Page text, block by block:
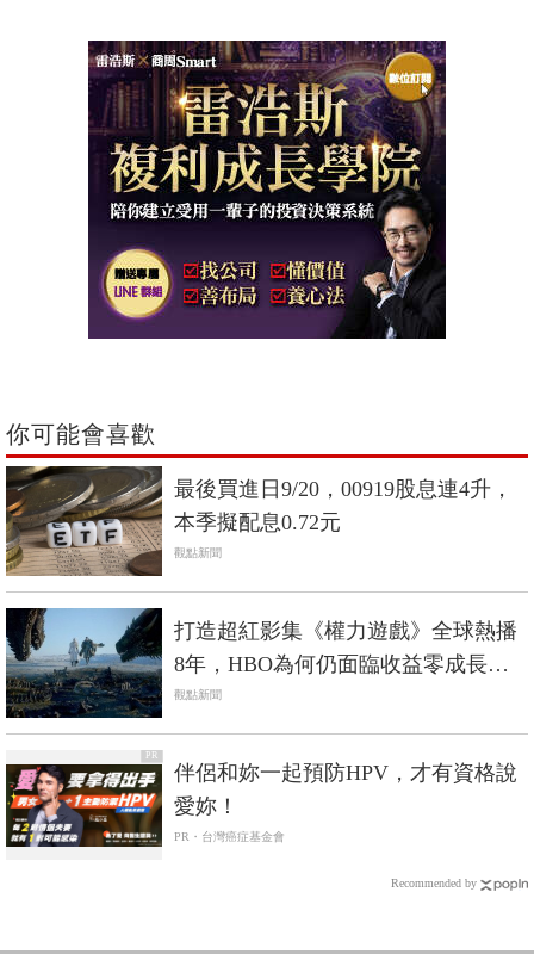
你可能會喜歡
最後買進日9/20，00919股息連4升，
本季擬配息0.72元
觀點新聞
打造超紅影集《權力遊戲》全球熱播
8年，HBO為何仍面臨收益零成長、
CEO離職？
觀點新聞
PR
伴侶和妳一起預防HPV，才有資格說
愛妳！
PR・台灣癌症基金會
Recommended by